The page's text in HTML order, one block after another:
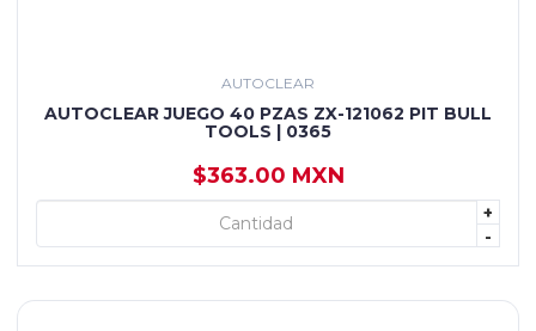
AUTOCLEAR
AUTOCLEAR JUEGO 40 PZAS ZX-121062 PIT BULL
TOOLS | 0365
$363.00 MXN
+
-
+ AGREGAR